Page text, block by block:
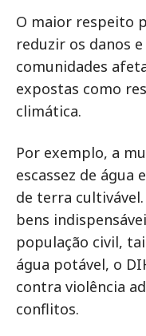
O maior respeito
reduzir os danos
comunidades
expostas como
climática.
Por exemplo, a
escassez de água
de terra
bens
população civil,
água potável, o
contra violência
conflitos.